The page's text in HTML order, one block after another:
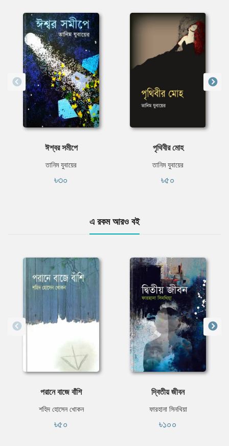
ঈশ্বর সমীপে
তানিম যুবায়ের
৳৩০
পৃথিবীর মোহ
তানিম যুবায়ের
৳৫০
এ রকম আরও বই
পরানে বাজে বাঁশি
শহিদ হোসেন খোকন
৳৫০
দ্বিতীয় জীবন
ফারহানা সিনথিয়া
৳১০০